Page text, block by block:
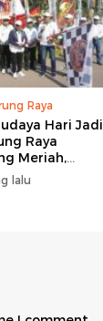
Raya
Hari Jadi
Raya
Meriah,
Apresiasi
lalu